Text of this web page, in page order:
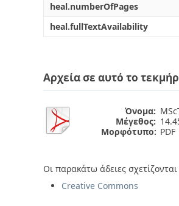
heal.numberOfPages
heal.fullTextAvailability
Αρχεία σε αυτό το
Όνομα:
Μέγεθος:
Μορφότυπο: PDF
Οι παρακάτω άδειες
Creative Commons